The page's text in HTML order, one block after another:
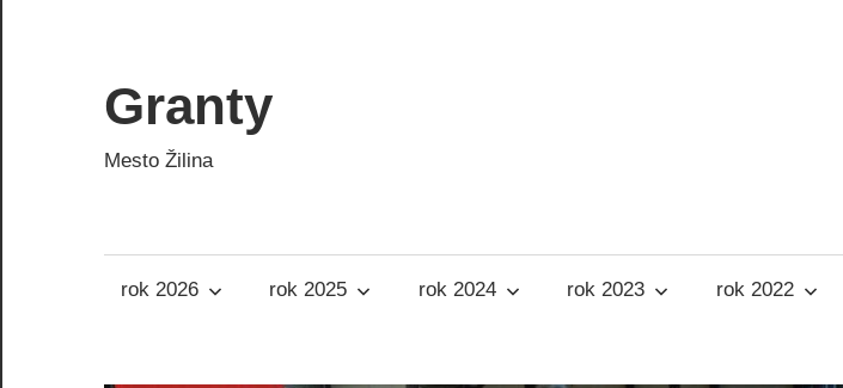
content
Granty
Mesto Žilina
rok 2026 rok 2025 rok 2024 rok 2023 rok 2022